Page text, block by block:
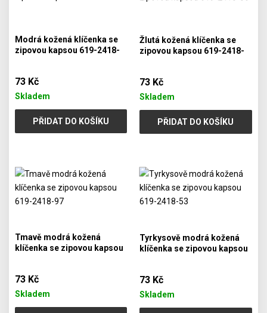
Modrá kožená klíčenka se
zipovou kapsou 619-2418-
73 Kč
Skladem
PŘIDAT DO KOŠÍKU
Žlutá kožená klíčenka se
zipovou kapsou 619-2418-
73 Kč
Skladem
PŘIDAT DO KOŠÍKU
Tmavě modrá kožená
klíčenka se zipovou kapsou
73 Kč
Skladem
Tyrkysově modrá kožená
klíčenka se zipovou kapsou
73 Kč
Skladem